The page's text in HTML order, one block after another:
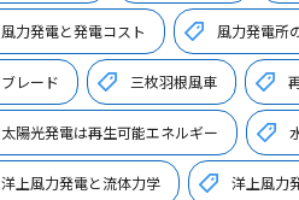
風力発電と発電コスト 風力発電所
ブレード 三枚羽根風車
太陽光発電は再生可能エネルギー
洋上風力発電と流体力学 洋上風力